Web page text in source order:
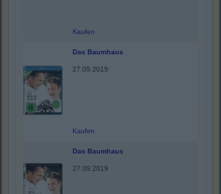
Kaufen
Das Baumhaus
27.09.2019
Kaufen
Das Baumhaus
27.09.2019